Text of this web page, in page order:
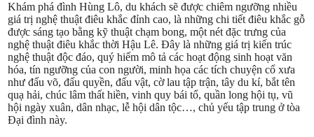
Khám phá đình Hùng Lô, du khách sẽ được chiêm ngưỡng nhiều
giá trị nghệ thuật điêu khắc đỉnh cao, là những chi tiết điêu khắc gỗ
được sáng tạo bằng kỹ thuật chạm bong, một nét đặc trưng của
nghệ thuật điêu khắc thời Hậu Lê. Đây là những giá trị kiến trúc
nghệ thuật độc đáo, quý hiếm mô tả các hoạt động sinh hoạt văn
hóa, tín ngưỡng của con người, minh họa các tích chuyện cổ xưa
như đấu võ, đấu quyền, đấu vật, cờ lau tập trận, tây du kí, bắt tên
quạ hải, chúc lâm thất hiền, vinh quy bái tổ, quần long hội tụ, vũ
hội ngày xuân, dân nhạc, lễ hội dân tộc…, chủ yếu tập trung ở tòa
Đại đình này.